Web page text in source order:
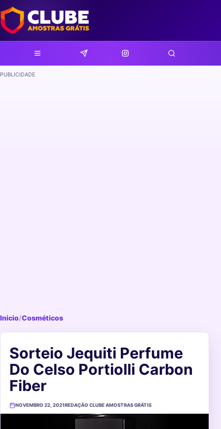
PUBLICIDADE
Inicio/Cosméticos
Sorteio Jequiti Perfume
Do Celso Portiolli Carbon
Fiber
NOVEMBRO 22, 2021REDAÇÃO CLUBE AMOSTRAS GRÁTIS